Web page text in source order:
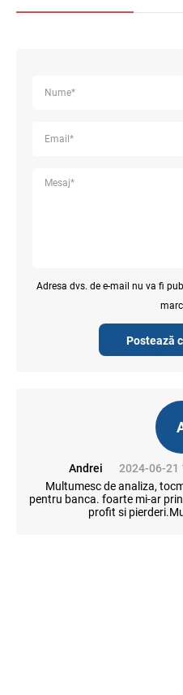
Postează
Adresa dvs. de e-mail nu va fi
Andrei 2024-06-21
Multumesc de analiza,
pentru banca. foarte mi-ar
profit si